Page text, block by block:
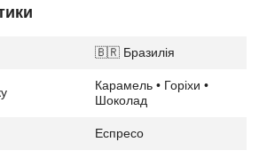
🇧🇷 Бразилія
Карамель • Горіхи •
Шоколад
Еспресо